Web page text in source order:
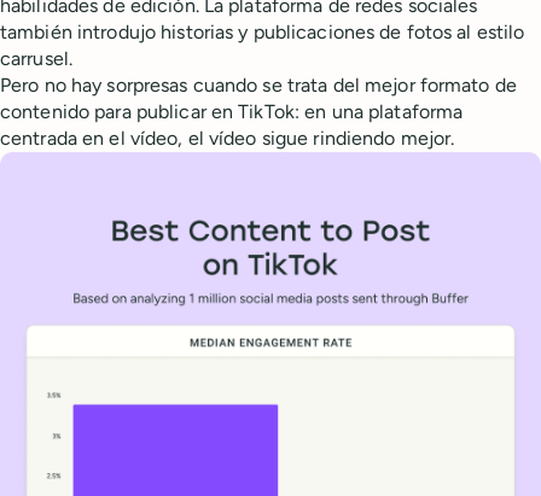
habilidades de edición. La plataforma de redes sociales
también introdujo historias y publicaciones de fotos al estilo
carrusel.
Pero no hay sorpresas cuando se trata del mejor formato de
contenido para publicar en TikTok: en una plataforma
centrada en el vídeo, el vídeo sigue rindiendo mejor.